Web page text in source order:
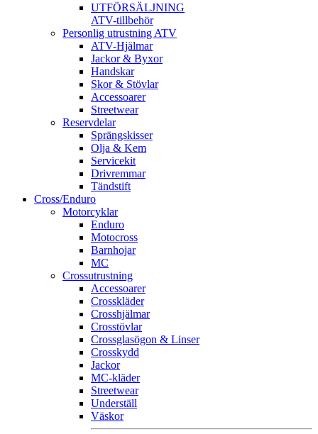
UTFÖRSÄLJNING
ATV-tillbehör
Personlig utrustning ATV
ATV-Hjälmar
Jackor & Byxor
Handskar
Skor & Stövlar
Accessoarer
Streetwear
Reservdelar
Sprängskisser
Olja & Kem
Servicekit
Drivremmar
Tändstift
Cross/Enduro
Motorcyklar
Enduro
Motocross
Barnhojar
MC
Crossutrustning
Accessoarer
Crosskläder
Crosshjälmar
Crosstövlar
Crossglasögon & Linser
Crosskydd
Jackor
MC-kläder
Streetwear
Underställ
Väskor